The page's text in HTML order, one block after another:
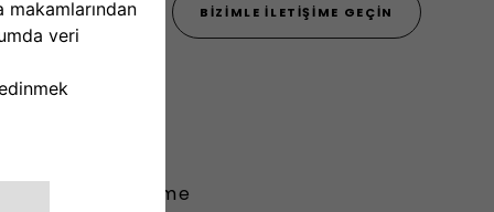
444 22 55 BIZIMLE İLETIŞIME GEÇIN
Görüntülü Görüşme